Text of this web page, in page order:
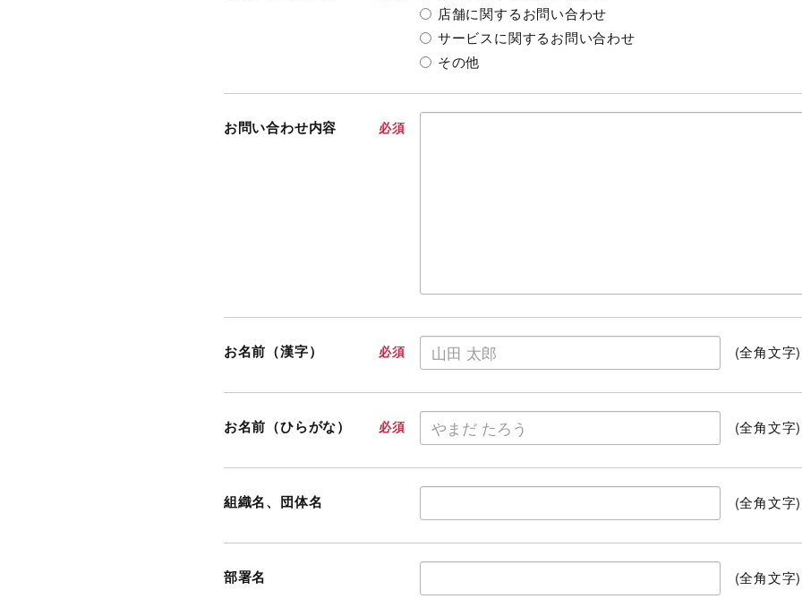
店舗に関するお問い合わせ
サービスに関するお問い合わせ
その他
お問い合わせ内容 必須
お名前（漢字） 必須 (全角文字)
お名前（ひらがな） 必須 (全角文字)
組織名、団体名 (全角文字)
部署名 (全角文字)